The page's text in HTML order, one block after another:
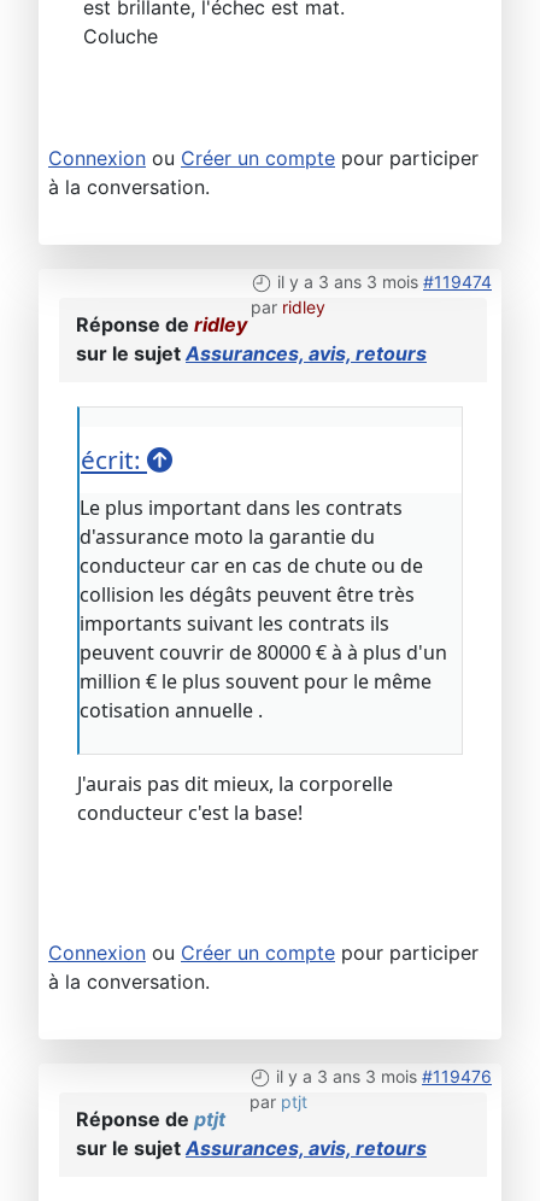
est brillante, l'échec est mat.
Coluche
Connexion ou Créer un compte pour participer
à la conversation.
il y a 3 ans 3 mois #119474
par ridley
Réponse de ridley
sur le sujetAssurances, avis, retours
écrit:
Le plus important dans les contrats
d'assurance moto la garantie du
conducteur car en cas de chute ou de
collision les dégâts peuvent être très
importants suivant les contrats ils
peuvent couvrir de 80000 € à à plus d'un
million € le plus souvent pour le même
cotisation annuelle .
J'aurais pas dit mieux, la corporelle
conducteur c'est la base!
Connexion ou Créer un compte pour participer
à la conversation.
il y a 3 ans 3 mois #119476
par ptjt
Réponse de ptjt
sur le sujetAssurances, avis, retours